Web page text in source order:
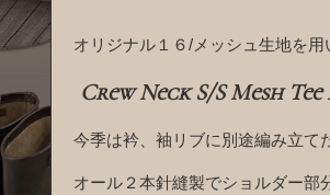
オリジナル１６/メッシュ生地を
Crew Neck S/S Mesh Tee
今季は衿、袖リブに別途編み立て
オール２本針縫製でショルダー部